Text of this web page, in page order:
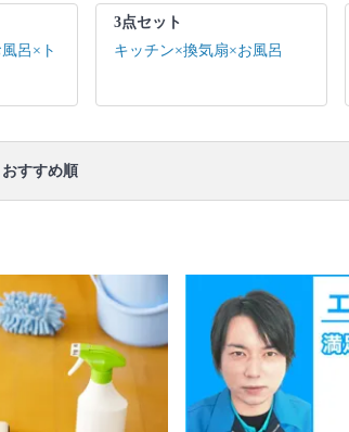
3点セット：キッチン / 換気扇 / お風呂 2点セ
キッチン / 換気扇 ※それぞれの「共通の作業
になります。
呂×ト
3点セット
キッチン×換気扇×お風呂
おすすめ順